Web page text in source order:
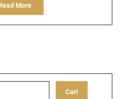
More